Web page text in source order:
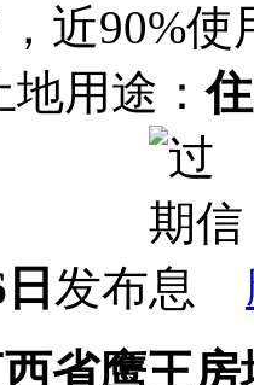
近90%使
地用途：
发布
省鹰王